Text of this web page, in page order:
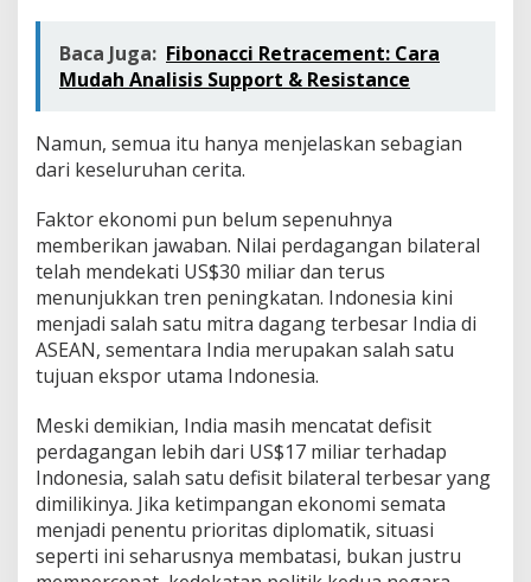
Baca Juga: Fibonacci Retracement: Cara
Mudah Analisis Support & Resistance
Namun, semua itu hanya menjelaskan sebagian
dari keseluruhan cerita.
Faktor ekonomi pun belum sepenuhnya
memberikan jawaban. Nilai perdagangan bilateral
telah mendekati US$30 miliar dan terus
menunjukkan tren peningkatan. Indonesia kini
menjadi salah satu mitra dagang terbesar India di
ASEAN, sementara India merupakan salah satu
tujuan ekspor utama Indonesia.
Meski demikian, India masih mencatat defisit
perdagangan lebih dari US$17 miliar terhadap
Indonesia, salah satu defisit bilateral terbesar yang
dimilikinya. Jika ketimpangan ekonomi semata
menjadi penentu prioritas diplomatik, situasi
seperti ini seharusnya membatasi, bukan justru